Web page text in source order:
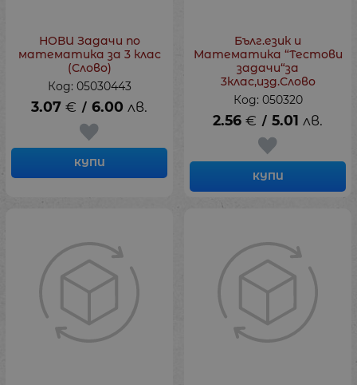
НОВИ Задачи по
математика за 3 клас
(Слово)
Код: 05030443
3.07 € / 6.00 лв.
КУПИ
Бълг.език и
Математика “Тестови
задачи“за
3клас,изд.Слово
Код: 050320
2.56 € / 5.01 лв.
КУПИ